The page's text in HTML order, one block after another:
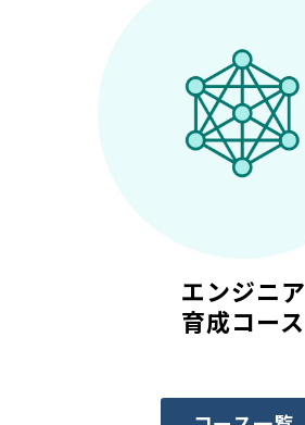
エンジニア
育成コース